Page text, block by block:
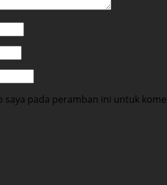
saya pada peramban ini untuk